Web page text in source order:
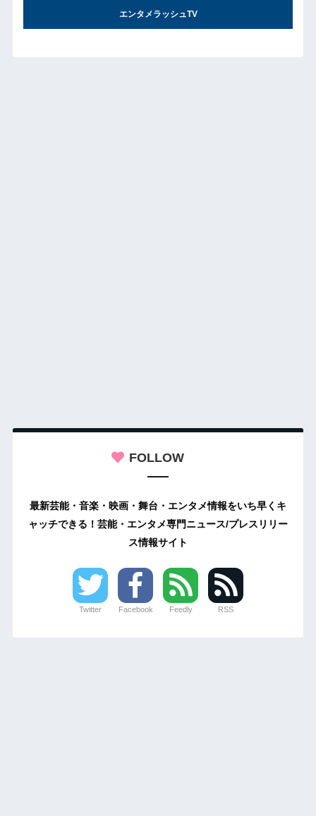
エンタメラッシュTV
FOLLOW
最新芸能・音楽・映画・舞台・エンタメ情報をいち早くキ
ャッチできる！芸能・エンタメ専門ニュース/プレスリリー
ス情報サイト
Twitter Facebook Feedly RSS